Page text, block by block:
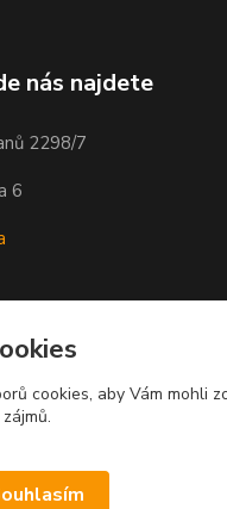
nás najdete
2298/7
6
cookies, aby Vám mohli